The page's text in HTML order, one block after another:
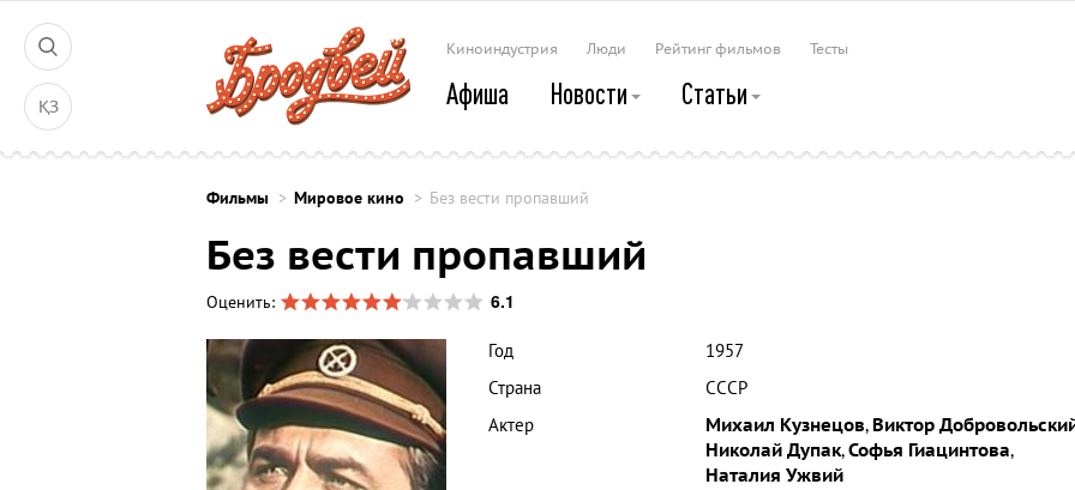
ҚЗ
Киноиндустрия Люди Рейтинг фильмов Тесты
Афиша Новости Статьи
Фильмы Мировое кино Без вести пропавший
Без вести пропавший
Оценить: 6.1
Год
1957
Страна
СССР
Актер
Михаил Кузнецов, Виктор
Николай Дупак,Софья Гиацинтова,
Наталия Ужвий